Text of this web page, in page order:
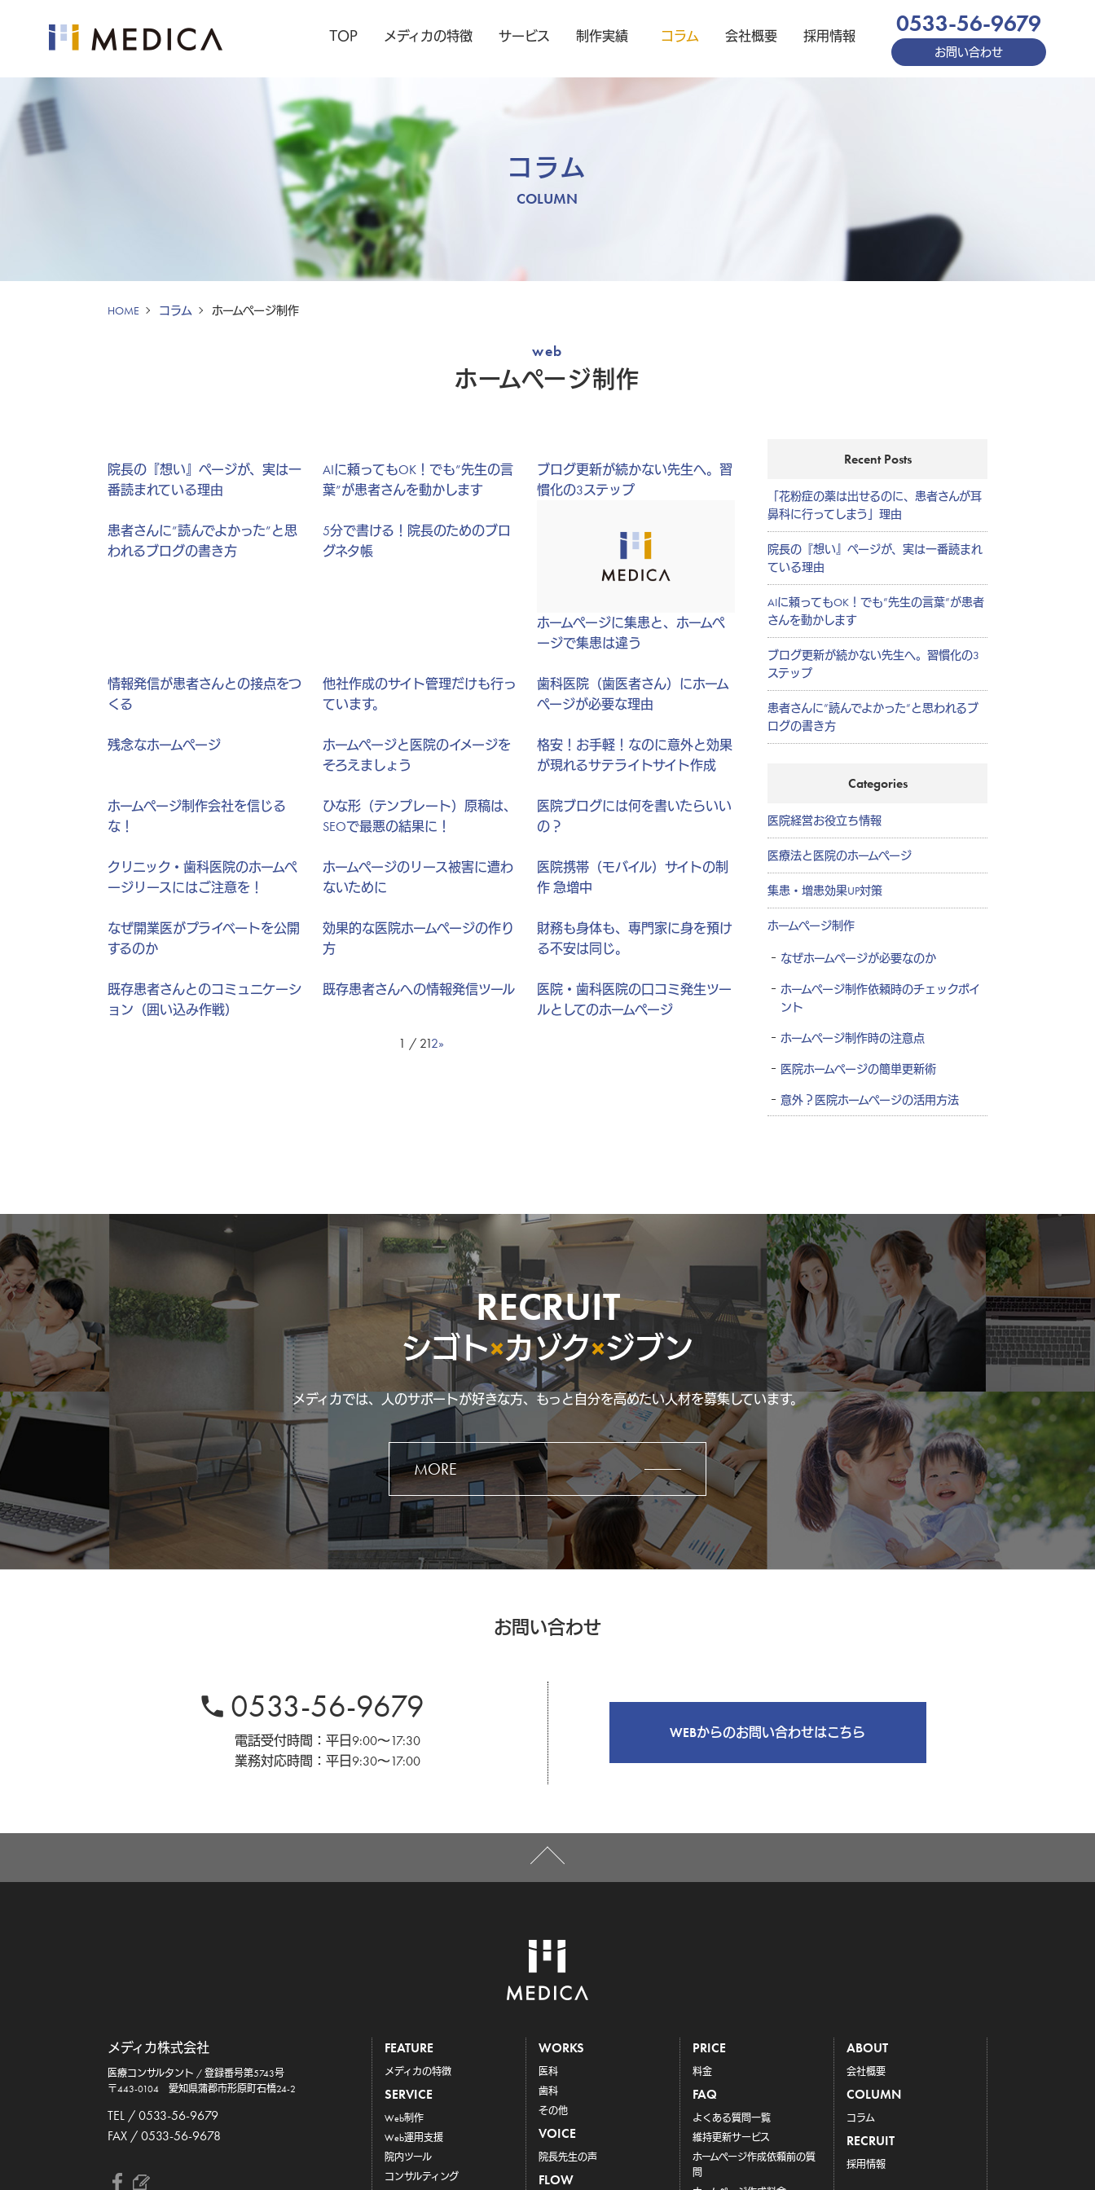
0533-56-9679
お問い合わせ
TOP メディカの特徴 サービス 制作実績 コラム 会社概要 採用情報
コラム
COLUMN
HOME コラム ホームページ制作
web
ホームページ制作
院長の『想い』ページが、実は一
番読まれている理由
AIに頼ってもOK！でも”先生の言
葉”が患者さんを動かします
ブログ更新が続かない先生へ。習
慣化の3ステップ
患者さんに”読んでよかった”と思
われるブログの書き方
5分で書ける！院長のためのブロ
グネタ帳
ホームページに集患と、ホームペ
ージで集患は違う
情報発信が患者さんとの接点をつ
くる
他社作成のサイト管理だけも行っ
ています。
歯科医院（歯医者さん）にホーム
ページが必要な理由
残念なホームページ
ホームページと医院のイメージを
そろえましょう
格安！お手軽！なのに意外と効果
が現れるサテライトサイト作成
ホームページ制作会社を信じる
な！
ひな形（テンプレート）原稿は、
SEOで最悪の結果に！
医院ブログには何を書いたらいい
の？
クリニック・歯科医院のホームペ
ージリースにはご注意を！
ホームページのリース被害に遭わ
ないために
医院携帯（モバイル）サイトの制
作 急増中
なぜ開業医がプライベートを公開
するのか
効果的な医院ホームページの作り
方
財務も身体も、専門家に身を預け
る不安は同じ。
既存患者さんとのコミュニケーシ
ョン（囲い込み作戦）
既存患者さんへの情報発信ツール
医院・歯科医院の口コミ発生ツー
ルとしてのホームページ
1 / 212»
Recent Posts
「花粉症の薬は出せるのに、患者さんが耳
鼻科に行ってしまう」理由
院長の『想い』ページが、実は一番読まれ
ている理由
AIに頼ってもOK！でも”先生の言葉”が患者
さんを動かします
ブログ更新が続かない先生へ。習慣化の3
ステップ
患者さんに”読んでよかった”と思われるブ
ログの書き方
Categories
医院経営お役立ち情報
医療法と医院のホームページ
集患・増患効果UP対策
ホームページ制作
なぜホームページが必要なのか
ホームページ制作依頼時のチェックポイ
ント
ホームページ制作時の注意点
医院ホームページの簡単更新術
意外？医院ホームページの活用方法
RECRUIT
シゴト×カゾク×ジブン
メディカでは、人のサポートが好きな方、もっと自分を高めたい人材を募集しています。
MORE
お問い合わせ
phone 0533-56-9679
電話受付時間：平日9:00～17:30
業務対応時間：平日9:30～17:00
WEBからのお問い合わせはこちら
メディカ株式会社
医療コンサルタント / 登録番号第5743号
〒443-0104 愛知県蒲郡市形原町石橋24-2
TEL / 0533-56-9679
FAX / 0533-56-9678
FEATURE
メディカの特徴
SERVICE
Web制作
Web運用支援
院内ツール
コンサルティング
WORKS
医科
歯科
その他
VOICE
院長先生の声
FLOW
PRICE
料金
FAQ
よくある質問一覧
維持更新サービス
ホームページ作成依頼前の質
問
ABOUT
会社概要
COLUMN
コラム
RECRUIT
採用情報